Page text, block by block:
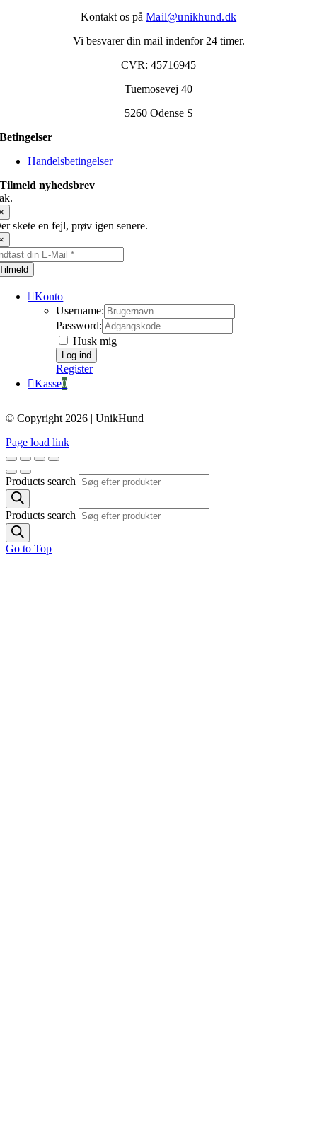
Kontakt os på Mail@unikhund.dk
Vi besvarer din mail indenfor 24 timer.
CVR: 45716945
Tuemosevej 40
5260 Odense S
Betingelser
Handelsbetingelser
Tilmeld nyhedsbrev
skete en fejl, prøv igen senere.
Konto
Username:
Password:
Husk mig
Register
Kasse0
© Copyright 2026 | UnikHund
Page load link
Products search
Products search
Go to Top